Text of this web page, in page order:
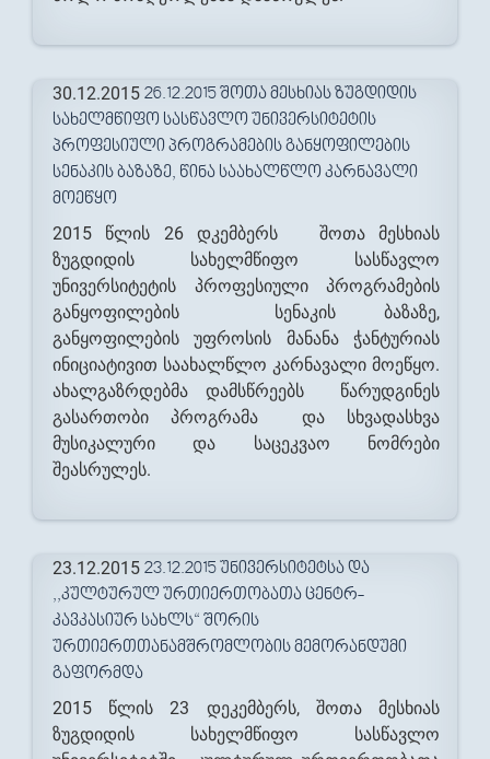
30.12.2015 26.12.2015 ᲨᲝᲗᲐ ᲛᲔᲡᲮᲘᲐᲡ ᲖᲣᲒᲓᲘᲓᲘᲡ
ᲡᲐᲮᲔᲚᲛᲬᲘᲤᲝ ᲡᲐᲡᲬᲐᲕᲚᲝ ᲣᲜᲘᲕᲔᲠᲡᲘᲢᲔᲢᲘᲡ
ᲞᲠᲝᲤᲔᲡᲘᲣᲚᲘ ᲞᲠᲝᲒᲠᲐᲛᲔᲑᲘᲡ ᲒᲐᲜᲧᲝᲤᲘᲚᲔᲑᲘᲡ
ᲡᲔᲜᲐᲙᲘᲡ ᲑᲐᲖᲐᲖᲔ, ᲬᲘᲜᲐ ᲡᲐᲐᲮᲐᲚᲬᲚᲝ ᲙᲐᲠᲜᲐᲕᲐᲚᲘ
ᲛᲝᲔᲬᲧᲝ
2015 წლის 26 დკემბერს შოთა მესხიას
ზუგდიდის სახელმწიფო სასწავლო
უნივერსიტეტის პროფესიული პროგრამების
განყოფილების სენაკის ბაზაზე,
განყოფილების უფროსის მანანა ჭანტურიას
ინიციატივით საახალწლო კარნავალი მოეწყო.
ახალგაზრდებმა დამსწრეებს წარუდგინეს
გასართობი პროგრამა და სხვადასხვა
მუსიკალური და საცეკვაო ნომრები
შეასრულეს.
23.12.2015 23.12.2015 ᲣᲜᲘᲕᲔᲠᲡᲘᲢᲔᲢᲡᲐ ᲓᲐ
,,ᲙᲣᲚᲢᲣᲠᲣᲚ ᲣᲠᲗᲘᲔᲠᲗᲝᲑᲐᲗᲐ ᲪᲔᲜᲢᲠ-
ᲙᲐᲕᲙᲐᲡᲘᲣᲠ ᲡᲐᲮᲚᲡ“ ᲨᲝᲠᲘᲡ
ᲣᲠᲗᲘᲔᲠᲗᲗᲐᲜᲐᲛᲨᲠᲝᲛᲚᲝᲑᲘᲡ ᲛᲔᲛᲝᲠᲐᲜᲓᲣᲛᲘ
ᲒᲐᲤᲝᲠᲛᲓᲐ
2015 წლის 23 დეკემბერს, შოთა მესხიას
ზუგდიდის სახელმწიფო სასწავლო